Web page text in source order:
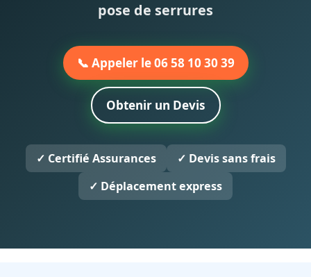
pose de serrures
📞 Appeler le 06 58 10 30 39
Obtenir un Devis
✓ Certifié Assurances
✓ Devis sans frais
✓ Déplacement express